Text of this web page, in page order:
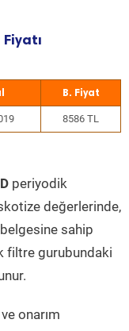
8586 TL
periyodik
değerlerinde,
sahip
filtre gurubundaki
onarım